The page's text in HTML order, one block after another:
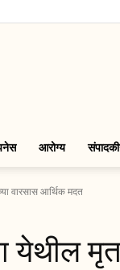
आरोग्य
वारसास आर्थिक मदत
येथील